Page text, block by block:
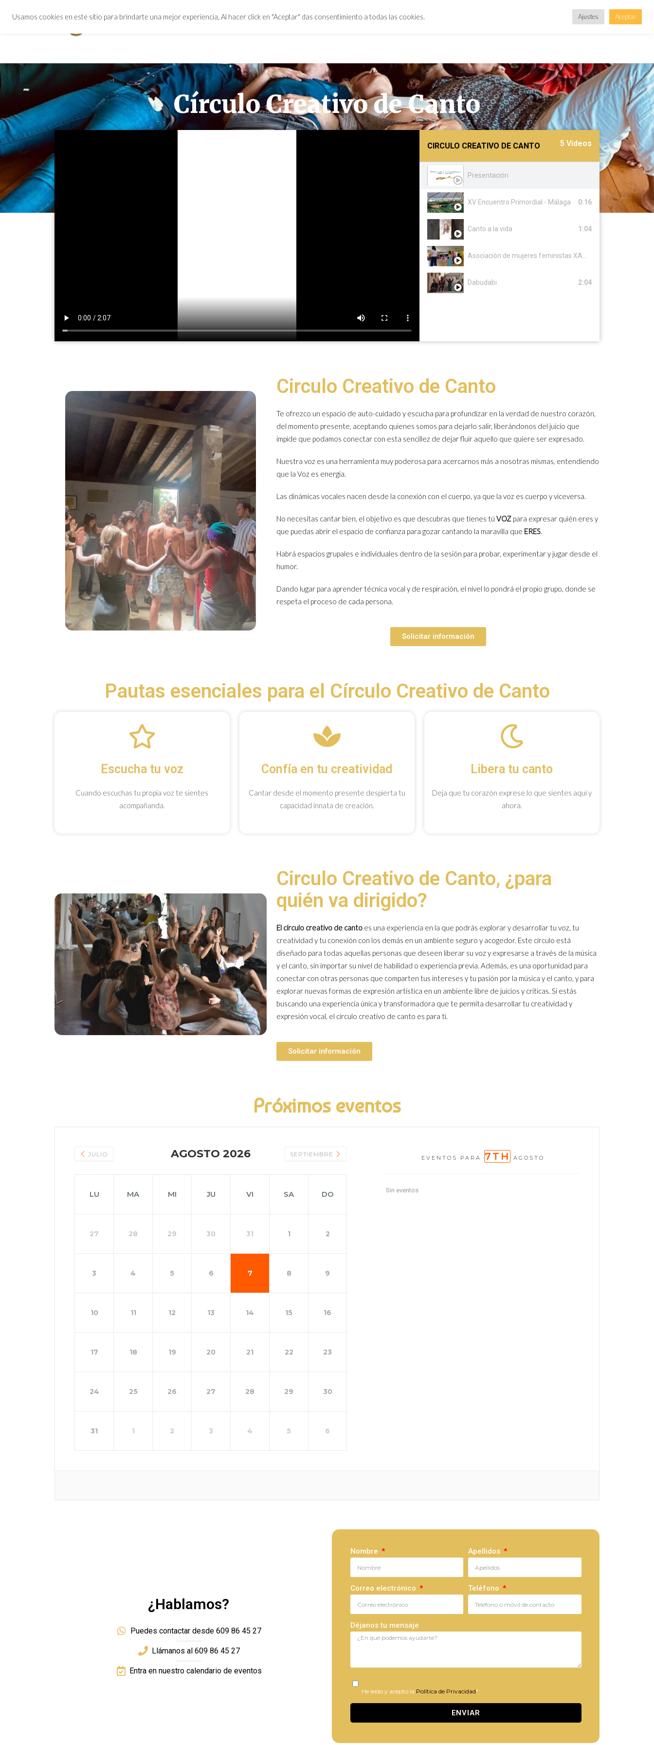
Círculo Creativo de Canto
CIRCULO CREATIVO DE CANTO 5 Videos
Presentación
XV Encuentro Primordial - Málaga 0:16
Canto a la vida 1:04
Dabudabi 2:04
Circulo Creativo de Canto
Te ofrezco un espacio de auto-cuidado y escucha para profundizar en la verdad de nuestro corazón,
del momento presente, aceptando quienes somos para dejarlo salir, liberándonos del juicio que
impide que podamos conectar con esta sencillez de dejar fluir aquello que quiere ser expresado.
Nuestra voz es una herramienta muy poderosa para acercarnos más a nosotras mismas, entendiendo
que la Voz es energía.
Las dinámicas vocales nacen desde la conexión con el cuerpo, ya que la voz es cuerpo y viceversa.
No necesitas cantar bien, el objetivo es que descubras que tienes tú VOZ para expresar quién eres y
que puedas abrir el espacio de confianza para gozar cantando la maravilla que ERES.
Habrá espacios grupales e individuales dentro de la sesión para probar, experimentar y jugar desde el
humor.
Dando lugar para aprender técnica vocal y de respiración, el nivel lo pondrá el propio grupo, donde se
respeta el proceso de cada persona.
Solicitar información
Pautas esenciales para el Círculo Creativo de Canto
Escucha tu voz
Cuando escuchas tu propia voz te sientes
acompañanda.
Confía en tu creatividad
Cantar desde el momento presente despierta tu
capacidad innata de creación.
Libera tu canto
Deja que tu corazón exprese lo que sientes aquí y
ahora.
Circulo Creativo de Canto, ¿para
quién va dirigido?
El círculo creativo de canto es una experiencia en la que podrás explorar y desarrollar tu voz, tu
creatividad y tu conexión con los demás en un ambiente seguro y acogedor. Este círculo está
diseñado para todas aquellas personas que deseen liberar su voz y expresarse a través de la música
y el canto, sin importar su nivel de habilidad o experiencia previa. Además, es una oportunidad para
conectar con otras personas que comparten tus intereses y tu pasión por la música y el canto, y para
explorar nuevas formas de expresión artística en un ambiente libre de juicios y críticas. Si estás
buscando una experiencia única y transformadora que te permita desarrollar tu creatividad y
expresión vocal, el círculo creativo de canto es para ti.
Solicitar información
Próximos eventos
JULIO AGOSTO 2026 SEPTIEMBRE
LU MA MI JU VI SA DO
27 28 29 30 31 1 2
3 4 5 6 7 8 9
10 11 12 13 14 15 16
17 18 19 20 21 22 23
24 25 26 27 28 29 30
31 1 2 3 4 5 6
EVENTOS PARA 7TH AGOSTO
Sin eventos
¿Hablamos?
Puedes contactar desde 609 86 45 27
Llámanos al 609 86 45 27
Entra en nuestro calendario de eventos
Nombre Apellidos
Correo electrónico Teléfono
Déjanos tu mensaje
He leído y acepto la Política de Privacidad*
ENVIAR
Usamos cookies en este sitio para brindarte una mejor experiencia, Al hacer click en "Aceptar" das consentimiento a todas las cookies. Ajustes Aceptar